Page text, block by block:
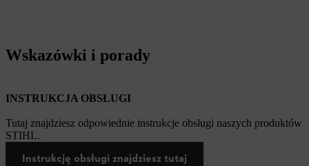
Wskazówki i porady
INSTRUKCJA OBSŁUGI
Tutaj znajdziesz odpowiednie instrukcje obsługi naszych produktów
STIHL.
Instrukcję obsługi znajdziesz tutaj